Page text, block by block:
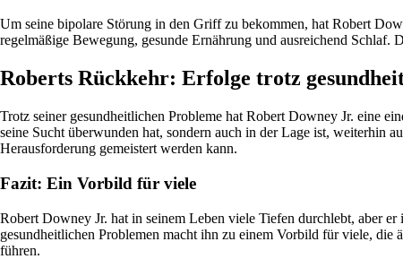
Um seine bipolare Störung in den Griff zu bekommen, hat Robert
regelmäßige Bewegung, gesunde Ernährung und ausreichend
Roberts Rückkehr: Erfolge trotz
Trotz seiner gesundheitlichen Probleme hat Robert Downey Jr. eine
seine Sucht überwunden hat, sondern auch in der Lage ist, weiterhin
Herausforderung gemeistert werden kann.
Fazit: Ein Vorbild für viele
Robert Downey Jr. hat in seinem Leben viele Tiefen durchlebt, aber
gesundheitlichen Problemen macht ihn zu einem Vorbild für viele, die
führen.